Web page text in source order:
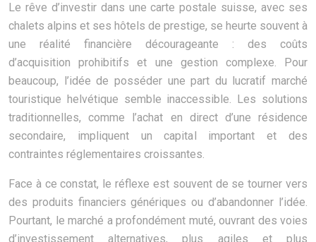
Le rêve d’investir dans une carte postale suisse, avec ses
chalets alpins et ses hôtels de prestige, se heurte souvent à
une réalité financière décourageante : des coûts
d’acquisition prohibitifs et une gestion complexe. Pour
beaucoup, l’idée de posséder une part du lucratif marché
touristique helvétique semble inaccessible. Les solutions
traditionnelles, comme l’achat en direct d’une résidence
secondaire, impliquent un capital important et des
contraintes réglementaires croissantes.
Face à ce constat, le réflexe est souvent de se tourner vers
des produits financiers génériques ou d’abandonner l’idée.
Pourtant, le marché a profondément muté, ouvrant des voies
d’investissement alternatives, plus agiles et plus